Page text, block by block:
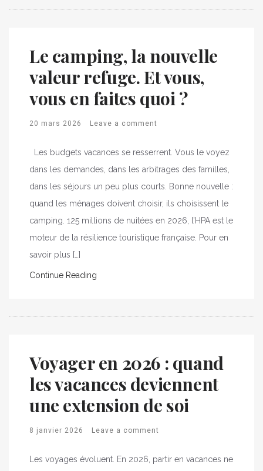
Le camping, la nouvelle
valeur refuge. Et vous,
vous en faites quoi ?
20 mars 2026 Leave a comment
Les budgets vacances se resserrent. Vous le voyez
dans les demandes, dans les arbitrages des familles,
dans les séjours un peu plus courts. Bonne nouvelle :
quand les ménages doivent choisir, ils choisissent le
camping. 125 millions de nuitées en 2026, l’HPA est le
moteur de la résilience touristique française. Pour en
savoir plus […]
Continue Reading
Voyager en 2026 : quand
les vacances deviennent
une extension de soi
8 janvier 2026 Leave a comment
Les voyages évoluent. En 2026, partir en vacances ne